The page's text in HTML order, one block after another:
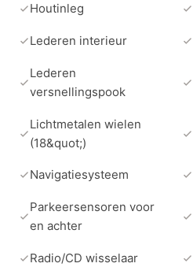
Houtinleg
Lederen interieur
Lederen
versnellingspook
Lichtmetalen wielen
(18&quot;)
Navigatiesysteem
Parkeersensoren voor
en achter
Radio/CD wisselaar